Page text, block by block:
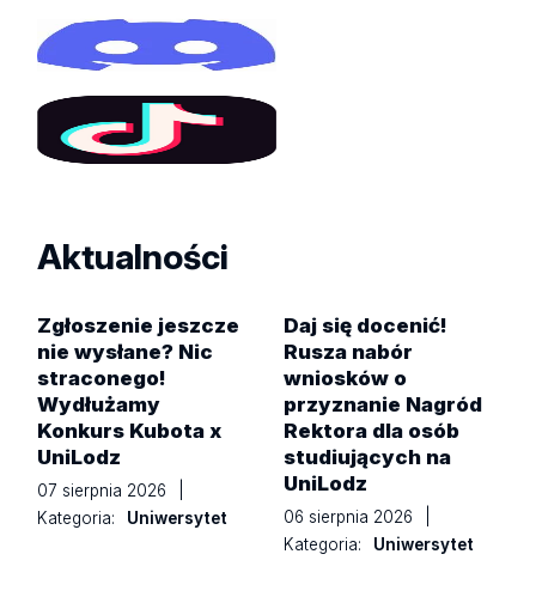
Aktualności
Zgłoszenie jeszcze
nie wysłane? Nic
straconego!
Wydłużamy
Konkurs Kubota x
UniLodz
07 sierpnia 2026
Kategoria:
Uniwersytet
Daj się docenić!
Rusza nabór
wniosków o
przyznanie Nagród
Rektora dla osób
studiujących na
UniLodz
06 sierpnia 2026
Kategoria:
Uniwersytet